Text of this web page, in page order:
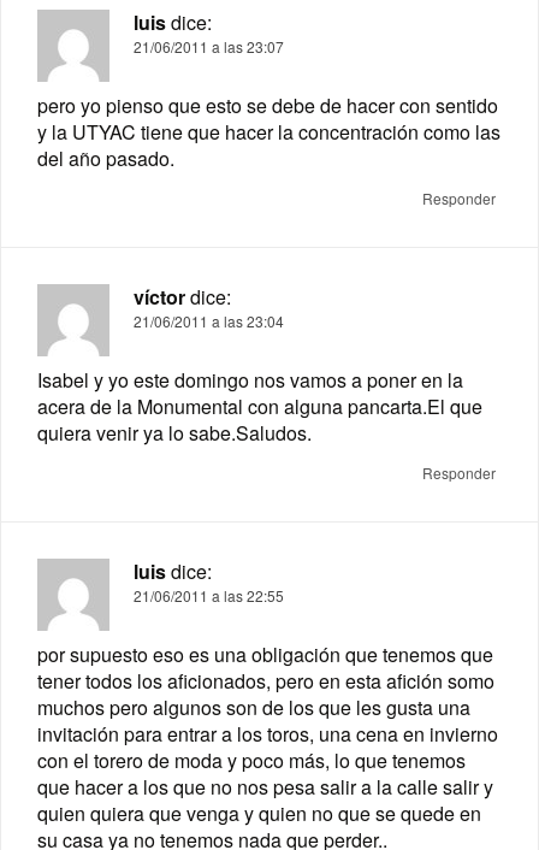
luisdice:
21/06/2011 a las 23:07
pero yo pienso que esto se debe de hacer con sentido
y la UTYAC tiene que hacer la concentración como las
del año pasado.
Responder
víctordice:
21/06/2011 a las 23:04
Isabel y yo este domingo nos vamos a poner en la
acera de la Monumental con alguna pancarta.El que
quiera venir ya lo sabe.Saludos.
Responder
luisdice:
21/06/2011 a las 22:55
por supuesto eso es una obligación que tenemos que
tener todos los aficionados, pero en esta afición somo
muchos pero algunos son de los que les gusta una
invitación para entrar a los toros, una cena en invierno
con el torero de moda y poco más, lo que tenemos
que hacer a los que no nos pesa salir a la calle salir y
quien quiera que venga y quien no que se quede en
su casa ya no tenemos nada que perder..